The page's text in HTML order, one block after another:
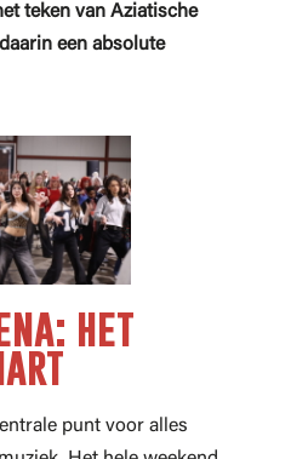
teken van Aziatische
een absolute
het
punt voor alles